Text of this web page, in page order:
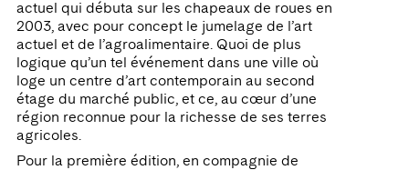
actuel qui débuta sur les chapeaux de roues en
2003, avec pour concept le jumelage de l’art
actuel et de l’agroalimentaire. Quoi de plus
logique qu’un tel événement dans une ville où
loge un centre d’art contemporain au second
étage du marché public, et ce, au cœur d’une
région reconnue pour la richesse de ses terres
agricoles.
Pour la première édition, en compagnie de